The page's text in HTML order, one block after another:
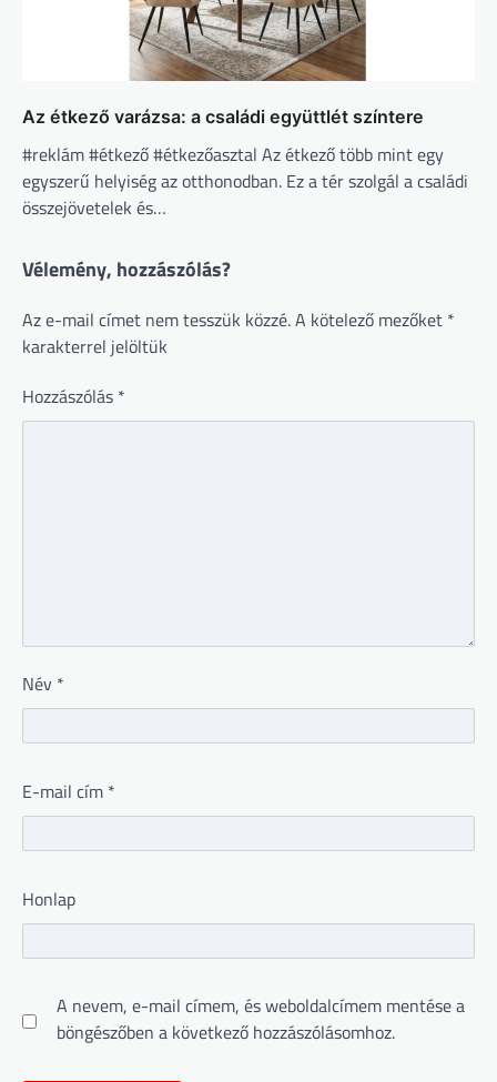
Az étkező varázsa: a családi együttlét színtere
#reklám #étkező #étkezőasztal Az étkező több mint egy
egyszerű helyiség az otthonodban. Ez a tér szolgál a családi
összejövetelek és…
Vélemény, hozzászólás?
Az e-mail címet nem tesszük közzé.A kötelező mezőket *
karakterrel jelöltük
Hozzászólás *
Név *
E-mail cím *
Honlap
A nevem, e-mail címem, és weboldalcímem mentése a
böngészőben a következő hozzászólásomhoz.